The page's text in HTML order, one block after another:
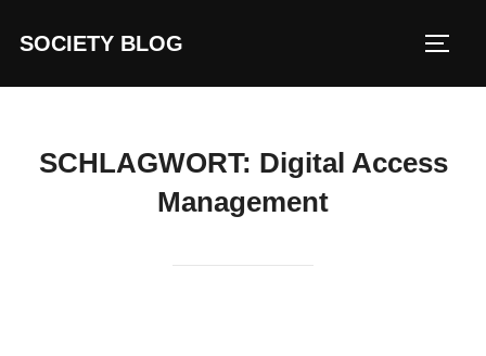
InhaltSOCIETY BLOG
SCHLAGWORT: Digital Access
Management